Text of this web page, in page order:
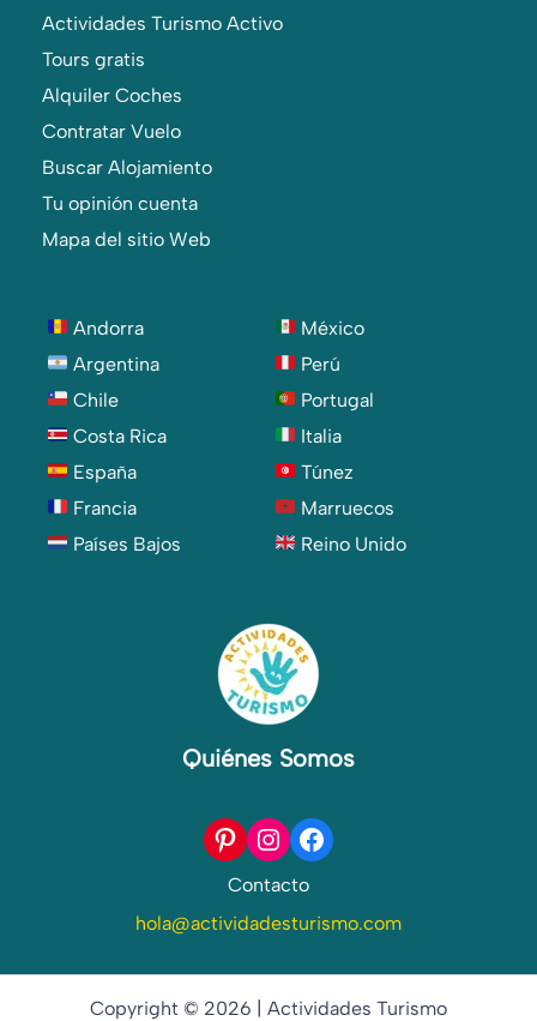
Actividades Turismo Activo
Tours gratis
Alquiler Coches
Contratar Vuelo
Buscar Alojamiento
Tu opinión cuenta
Mapa del sitio Web
Andorra
Argentina
Chile
Costa Rica
España
Francia
Países Bajos
México
Perú
Portugal
Italia
Túnez
Marruecos
Reino Unido
Quiénes Somos
Pinterest Instagram Facebook
Contacto
hola@actividadesturismo.com
Copyright © 2026 | Actividades Turismo